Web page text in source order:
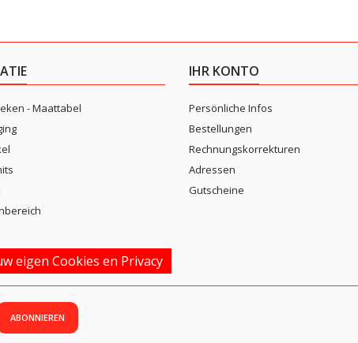
- Maattabel
IHR KONTO
Persönliche Infos
Bestellungen
Rechnungskorrekturen
Adressen
Gutscheine
eigen Cookies en Privacy